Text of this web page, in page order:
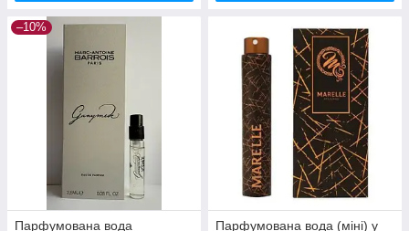
–10%
Парфумована вода
Парфумована вода (міні) у